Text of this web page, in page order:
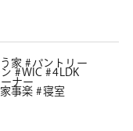
家
パントリー
WIC
4LDK
ナー
家事楽
寝室